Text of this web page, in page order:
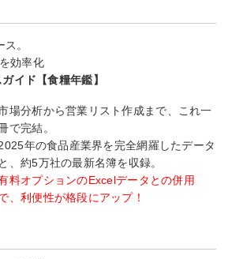
。
効率化
イド【食糧年鑑】
場分析から営業リスト作成まで、これ一
で完結。
年の食品産業界を完全網羅したデータ
と、約5万社の最新名簿を収録。
料オプションのExcelデータとの併用
、利便性が格段にアップ！